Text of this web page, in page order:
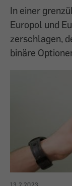
In einer
Europol und
zerschlagen,
binäre